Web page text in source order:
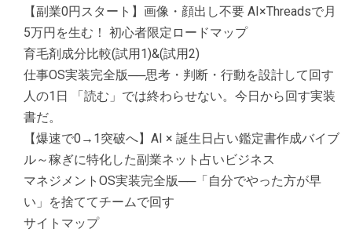
【副業0円スタート】画像・顔出し不要 AI×Threadsで月
5万円を生む！ 初心者限定ロードマップ
育毛剤成分比較(試用1)&(試用2)
仕事OS実装完全版──思考・判断・行動を設計して回す
人の1日 「読む」では終わらせない。今日から回す実装
書だ。
【爆速で0→1突破へ】AI × 誕生日占い鑑定書作成バイブ
ル～稼ぎに特化した副業ネット占いビジネス
マネジメントOS実装完全版──「自分でやった方が早
い」を捨ててチームで回す
サイトマップ